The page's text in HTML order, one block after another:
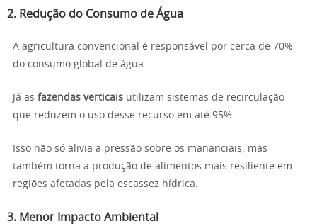
2. Redução do Consumo de Água
A agricultura convencional é responsável por cerca de 70%
do consumo global de água.
Já as fazendas verticais utilizam sistemas de recirculação
que reduzem o uso desse recurso em até 95%.
Isso não só alivia a pressão sobre os mananciais, mas
também torna a produção de alimentos mais resiliente em
regiões afetadas pela escassez hídrica.
3. Menor Impacto Ambiental